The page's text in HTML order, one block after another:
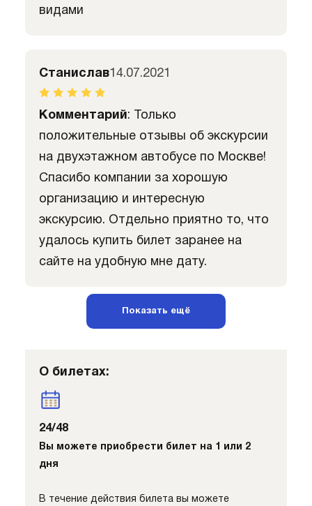
видами
Станислав14.07.2021
Комментарий: Только
положительные отзывы об экскурсии
на двухэтажном автобусе по Москве!
Спасибо компании за хорошую
организацию и интересную
экскурсию. Отдельно приятно то, что
удалось купить билет заранее на
сайте на удобную мне дату.
Показать ещё
О билетах:
24/48
Вы можете приобрести билет на 1 или 2
дня
В течение действия билета вы можете